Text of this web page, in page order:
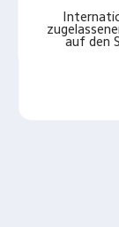
auf den